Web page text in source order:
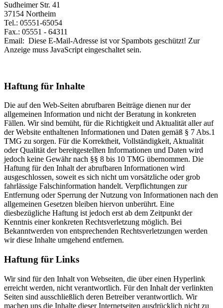
Sudheimer Str. 41
37154 Northeim
Tel.: 05551-65054
Fax.: 05551 - 64311
Email: Diese E-Mail-Adresse ist vor Spambots geschützt! Zur
Anzeige muss JavaScript eingeschaltet sein.
Haftung für Inhalte
Die auf den Web-Seiten abrufbaren Beiträge dienen nur der
allgemeinen Information und nicht der Beratung in konkreten
Fällen. Wir sind bemüht, für die Richtigkeit und Aktualität aller auf
der Website enthaltenen Informationen und Daten gemäß § 7 Abs.1
TMG zu sorgen. Für die Korrektheit, Vollständigkeit, Aktualität
oder Qualität der bereitgestellten Informationen und Daten wird
jedoch keine Gewähr nach §§ 8 bis 10 TMG übernommen. Die
Haftung für den Inhalt der abrufbaren Informationen wird
ausgeschlossen, soweit es sich nicht um vorsätzliche oder grob
fahrlässige Falschinformation handelt. Verpflichtungen zur
Entfernung oder Sperrung der Nutzung von Informationen nach den
allgemeinen Gesetzen bleiben hiervon unberührt. Eine
diesbezügliche Haftung ist jedoch erst ab dem Zeitpunkt der
Kenntnis einer konkreten Rechtsverletzung möglich. Bei
Bekanntwerden von entsprechenden Rechtsverletzungen werden
wir diese Inhalte umgehend entfernen.
Haftung für Links
Wir sind für den Inhalt von Webseiten, die über einen Hyperlink
erreicht werden, nicht verantwortlich. Für den Inhalt der verlinkten
Seiten sind ausschließlich deren Betreiber verantwortlich. Wir
machen uns die Inhalte dieser Internetseiten ausdrücklich nicht zu